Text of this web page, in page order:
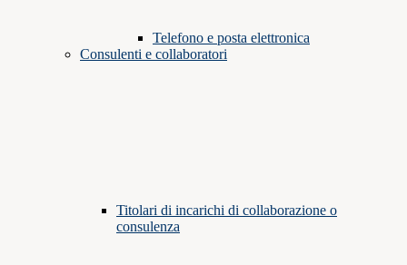
Telefono e posta elettronica
Consulenti e collaboratori
Titolari di incarichi di collaborazione o
consulenza